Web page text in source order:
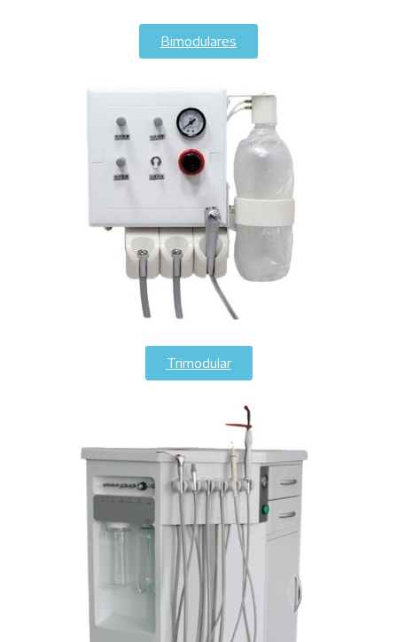
Bimodulares
Trimodular